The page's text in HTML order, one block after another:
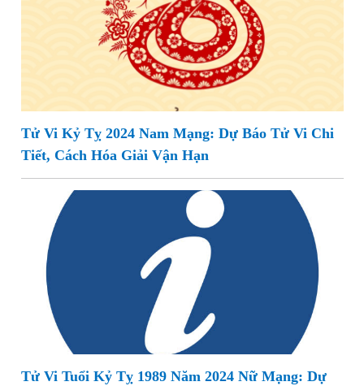
Tử Vi Kỷ Tỵ 2024 Nam Mạng: Dự Báo Tử Vi Chi
Tiết, Cách Hóa Giải Vận Hạn
Tử Vi Tuổi Kỷ Tỵ 1989 Năm 2024 Nữ Mạng: Dự